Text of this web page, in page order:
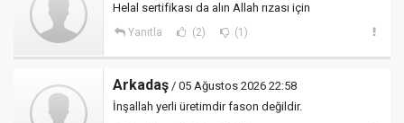
Helal sertifikası da alın Allah rızası için
Yanıtla (2) (1)
Arkadaş / 05 Ağustos 2026 22:58
İnşallah yerli üretimdir fason değildir.